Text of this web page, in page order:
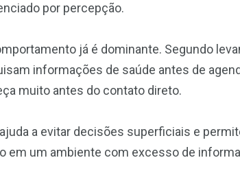
por percepção.
já é dominante. Segundo
informações de saúde antes de
muito antes do contato direto.
a evitar decisões superficiais e
em um ambiente com excesso de